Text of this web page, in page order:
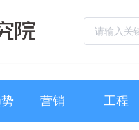
营销 工程